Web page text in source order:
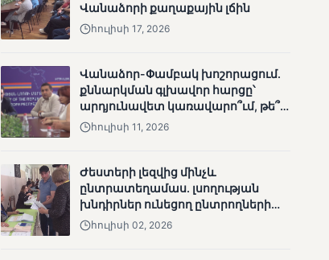
ՄՈՒՆԵՏԻԿ
ընտրություններ՝ դեռևս
չլուծված խնդիրներով.
«Լուսաստղի»
առաքելության
Վանաձորի քաղաքային լճին
հուլիսի 17, 2026
Վանաձոր-Փամբակ խոշորացում.
քննարկման գլխավոր հարցը՝
արդյունավետ կառավարո՞ւմ, թե՞
քաղաքական նպատակ
հուլիսի 11, 2026
Ժեստերի լեզվից մինչև
ընտրատեղամաս. լսողության
խնդիրներ ունեցող ընտրողների
ճանապարհը
հուլիսի 02, 2026